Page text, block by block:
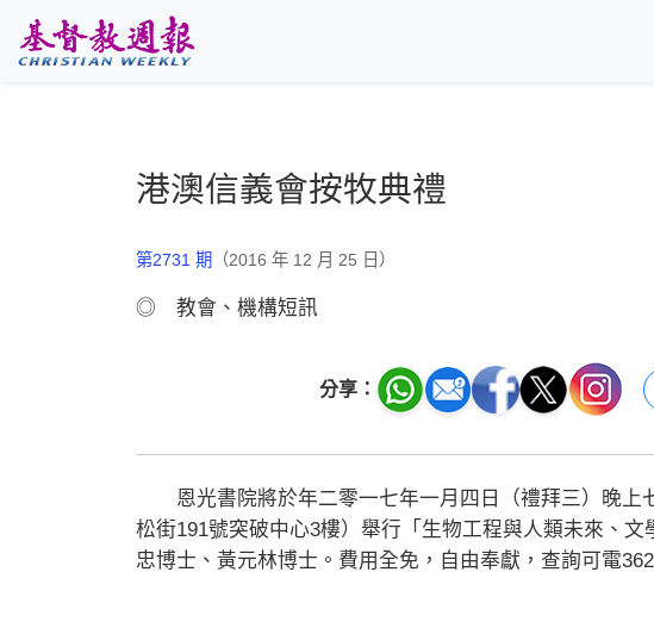
港澳信義會按牧典禮
第2731 期 （2016 年 12 月 25 日）
◎ 教會、機構短訊
分享：
恩光書院將於年二零一七年一月四日（禮拜三）晚上
松街191號突破中心3樓）舉行「生物工程與人類未來、
忠博士、黃元林博士。費用全免，自由奉獻，查詢可電